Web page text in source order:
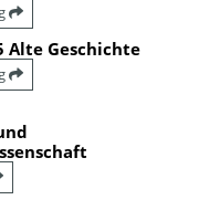
Alte Geschichte